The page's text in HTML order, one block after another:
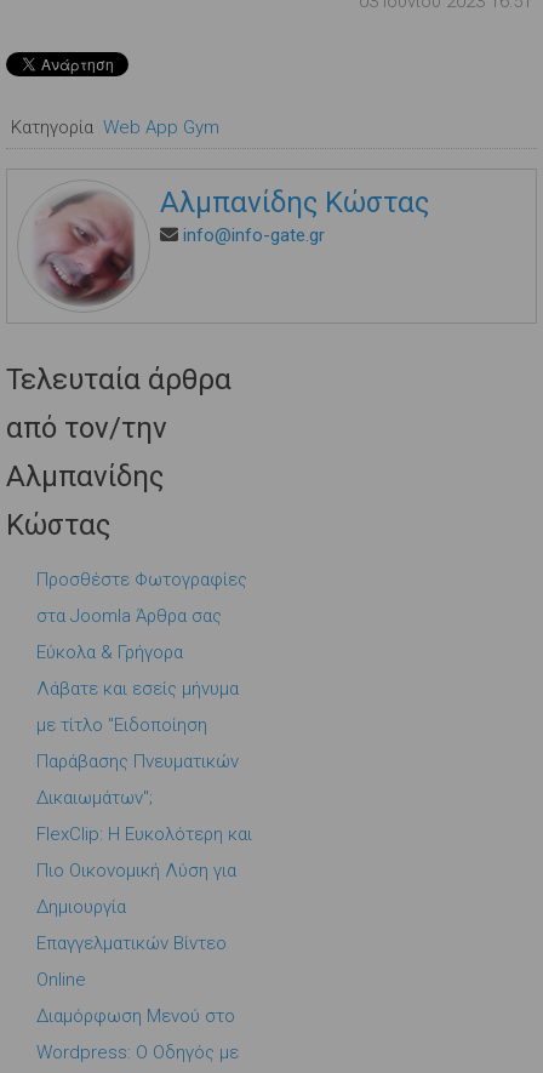
Κατηγορία Web App Gym
Αλμπανίδης Κώστας
info@info-gate.gr
Τελευταία άρθρα
από τον/την
Αλμπανίδης
Κώστας
Προσθέστε Φωτογραφίες
στα Joomla Άρθρα σας
Εύκολα & Γρήγορα
Λάβατε και εσείς μήνυμα
με τίτλο "Ειδοποίηση
Παράβασης Πνευματικών
Δικαιωμάτων";
FlexClip: Η Ευκολότερη και
Πιο Οικονομική Λύση για
Δημιουργία
Επαγγελματικών Βίντεο
Online
Διαμόρφωση Μενού στο
Wordpress: Ο Οδηγός με